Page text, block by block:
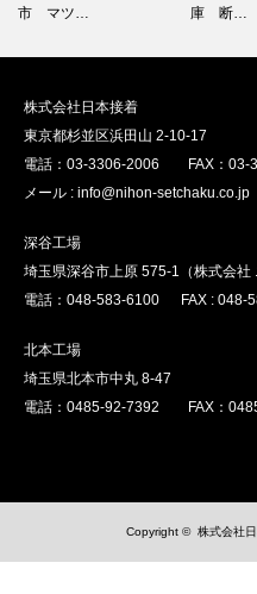
市 マツ…
庫 断…
株式会社日本接着
東京都杉並区浜田山 2-10-17
電話：03-3306-2006 FAX：03-
メール : info@nihon-setchaku.co.jp
深谷工場
埼玉県深谷市上原 575-1（株式会社
電話：048-583-6100 FAX : 048-
北本工場
埼玉県北本市中丸 8-47
電話：0485-92-7392 FAX：
Copyright © 株式会社